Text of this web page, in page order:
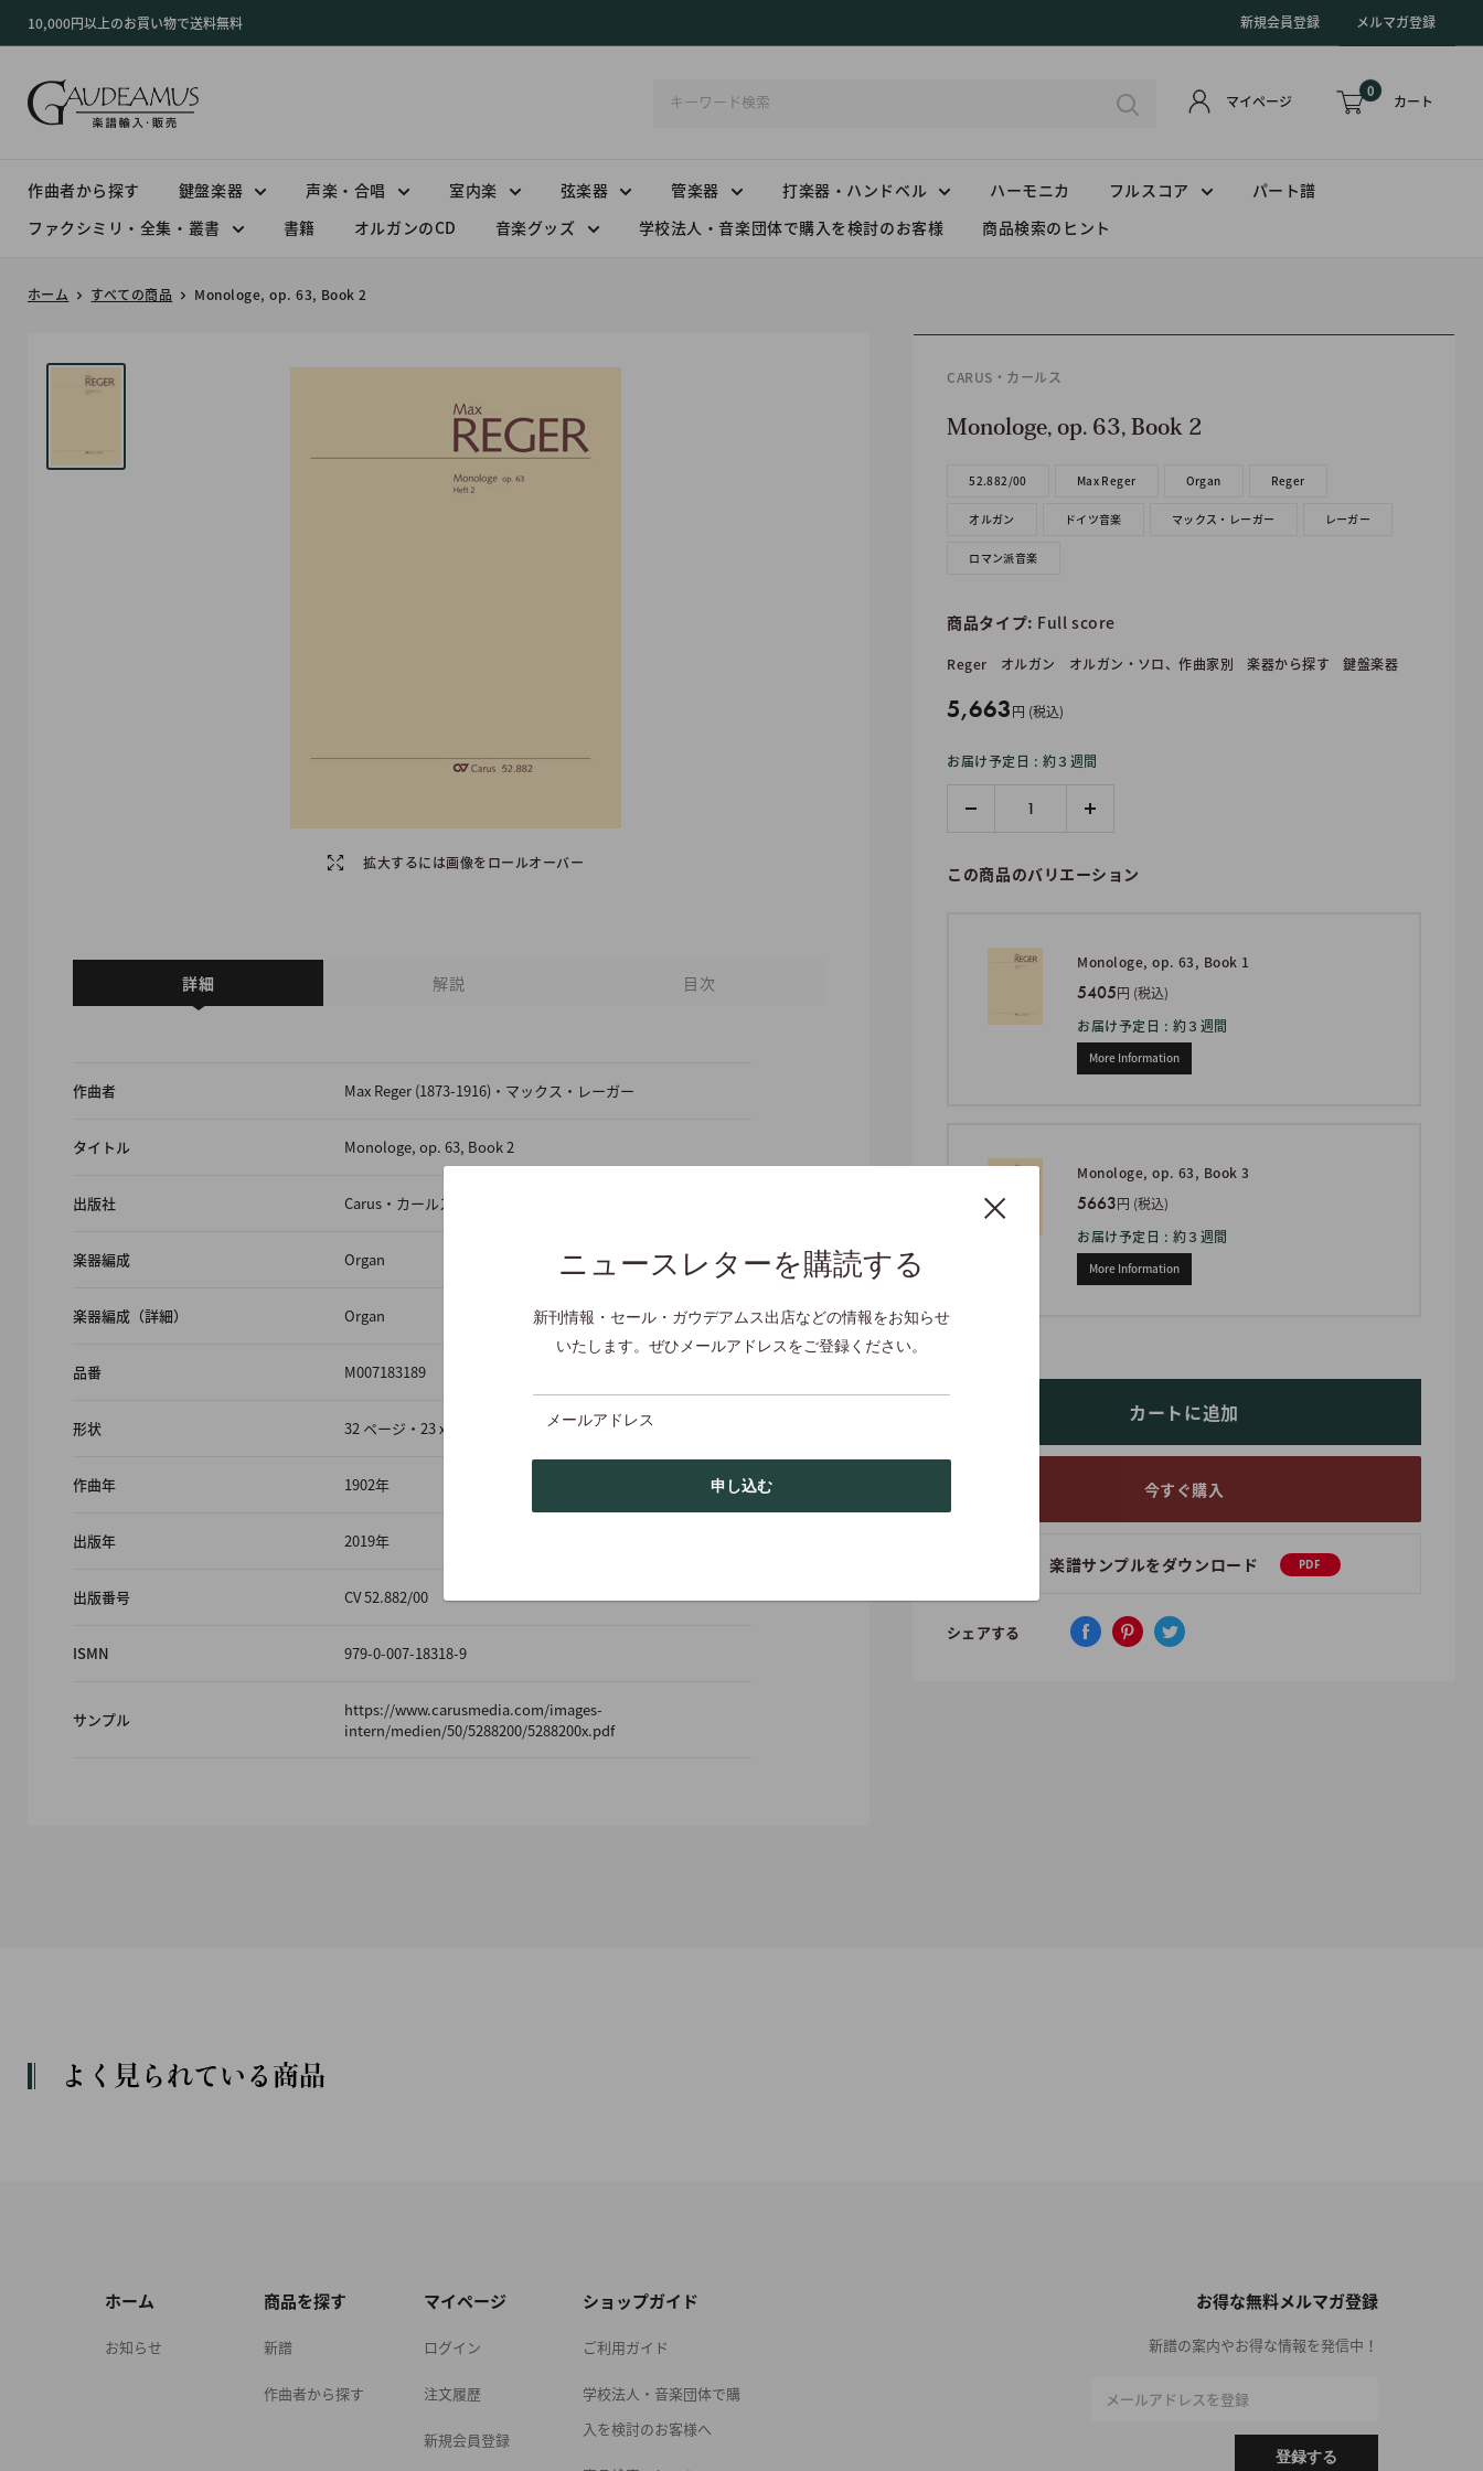
ン
10,000円以上のお買い物で送料無料 新規会員登録 メルマガ登録
ニュースレターを購読する
新刊情報・セール・ガウデアムス出店などの情報をお知らせ
いたします。ぜひメールアドレスをご登録ください。
メールアドレス
申し込む
マイページ
0
カート
作曲者から探す 鍵盤楽器 声楽・合唱 室内楽 弦楽器 管楽器 打楽器・ハンドベル ハーモニカ フルスコア
パート譜
ファクシミリ・全集・叢書
書籍 オルガンのCD 音楽グッズ 学校法人・音楽団体で購入を検討のお客様 商品検索のヒント
ホーム すべての商品 Monologe, op. 63, Book 2
拡大するには画像をロールオーバー
詳細 解説 目次
作曲者 Max Reger (1873-1916)・マックス・レーガー
タイトル Monologe, op. 63, Book 2
出版社 Carus・カールス
楽器編成 Organ
楽器編成（詳細） Organ
品番 M007183189
形状 32 ページ・23 x 32 cm・149 g・ソフトカバー
作曲年 1902年
出版年 2019年
出版番号 CV 52.882/00
ISMN 979-0-007-18318-9
サンプル
https://www.carusmedia.com/images-
intern/medien/50/5288200/5288200x.pdf
CARUS・カールス
Monologe, op. 63, Book 2
52.882/00 Max Reger Organ Reger
オルガン ドイツ音楽 マックス・レーガー レーガー
ロマン派音楽
商品タイプ: Full score
Reger オルガン オルガン・ソロ、作曲家別 楽器から探す 鍵盤楽器
販
価
格
5,663円 (税込)
お届け予定日 : 約３週間
この商品のバリエーション
Monologe, op. 63, Book 1
5405円 (税込)
お届け予定日 : 約３週間
More Information
Monologe, op. 63, Book 3
5663円 (税込)
お届け予定日 : 約３週間
More Information
カートに追加
今すぐ購入
楽譜サンプルをダウンロード PDF
シェアする
よく見られている商品
ホーム
お知らせ
商品を探す
新譜
作曲者から探す
マイページ
ログイン
注文履歴
新規会員登録
ショップガイド
ご利用ガイド
学校法人・音楽団体で購
入を検討のお客様へ
お得な無料メルマガ登録
新譜の案内やお得な情報を発信中！
メールアドレスを登録
登録する